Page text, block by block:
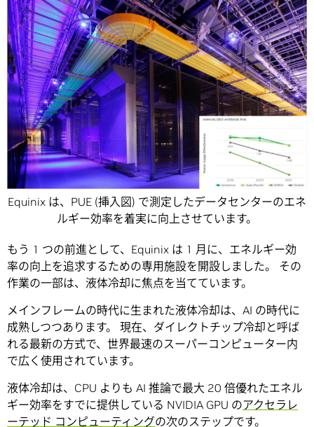
Equinix は、PUE (挿入図) で測定したデータセンターのエネ
ルギー効率を着実に向上させています。
もう 1 つの前進として、Equinix は 1 月に、エネルギー効
率の向上を追求するための専用施設を開設しました。 その
作業の一部は、液体冷却に焦点を当てています。
メインフレームの時代に生まれた液体冷却は、AI の時代に
成熟しつつあります。 現在、ダイレクトチップ冷却と呼ば
れる最新の方式で、世界最速のスーパーコンピューター内
で広く使用されています。
液体冷却は、CPU よりも AI 推論で最大 20 倍優れたエネル
ギー効率をすでに提供している NVIDIA GPU のアクセラレ
ーテッド コンピューティングの次のステップです。